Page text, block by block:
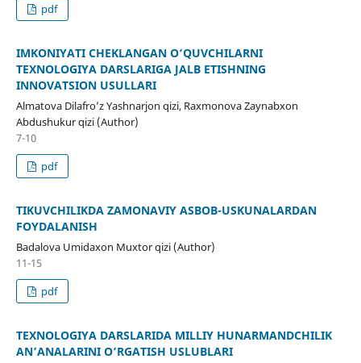
pdf
IMKONIYATI CHEKLANGAN O‘QUVCHILARNI
TEXNOLOGIYA DARSLARIGA JALB ETISHNING
INNOVATSION USULLARI
Almatova Dilafro’z Yashnarjon qizi, Raxmonova Zaynabxon
Abdushukur qizi (Author)
7-10
pdf
TIKUVCHILIKDA ZAMONAVIY ASBOB-USKUNALARDAN
FOYDALANISH
Badalova Umidaxon Muxtor qizi (Author)
11-15
pdf
TEXNOLOGIYA DARSLARIDA MILLIY HUNARMANDCHILIK
AN’ANALARINI O‘RGATISH USLUBLARI